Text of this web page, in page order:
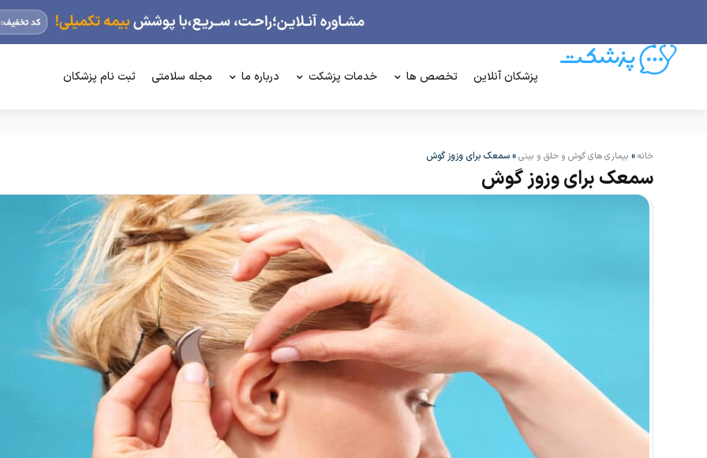
پزشکان آنلاین تخصص ها خدمات پزشکت درباره ما مجله سلامتی ثبت نام پزشکان
خانه» بیماری های گوش و حلق و بینی»سمعک برای وزوز گوش
سمعک برای وزوز گوش